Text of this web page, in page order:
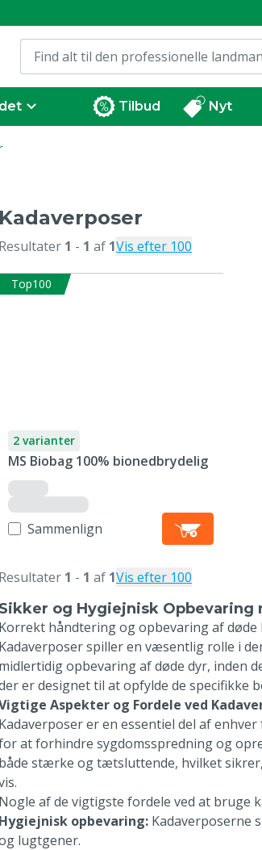
Tilbud Nyt
Kadaverposer
Resultater 1 - 1 af 1Vis efter 100
Top100
2 varianter
MS Biobag 100% bionedbrydelig
Sammenlign
Resultater 1 - 1 af 1Vis efter 100
Sikker og Hygiejnisk
Korrekt håndtering og opbevaring af
Kadaverposer spiller en væsentlig rolle i
midlertidig opbevaring af døde dyr, inden
er designet til at opfylde de
Aspekter og Fordele ved
Kadaverposer er en essentiel del af
at forhindre sygdomsspredning og
både stærke og tætsluttende, hvilket
Nogle af de vigtigste fordele ved at
Hygiejnisk opbevaring: Kadaverposerne
lugtgener.